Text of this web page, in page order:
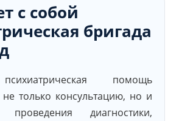
с собой
бригада
помощь
не только консультацию, но и
проведения диагностики,